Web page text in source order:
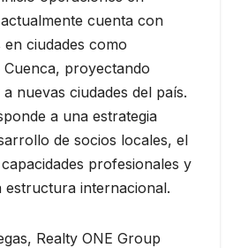
cuenta con
ciudades como
proyectando
nuevas ciudades del país.
a una estrategia
de socios locales, el
profesionales y
estructura internacional.
Realty ONE Group